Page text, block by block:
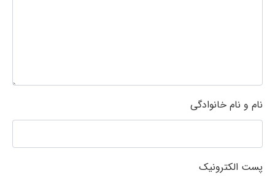
نام و نام خانوادگی
پست الکترونیک